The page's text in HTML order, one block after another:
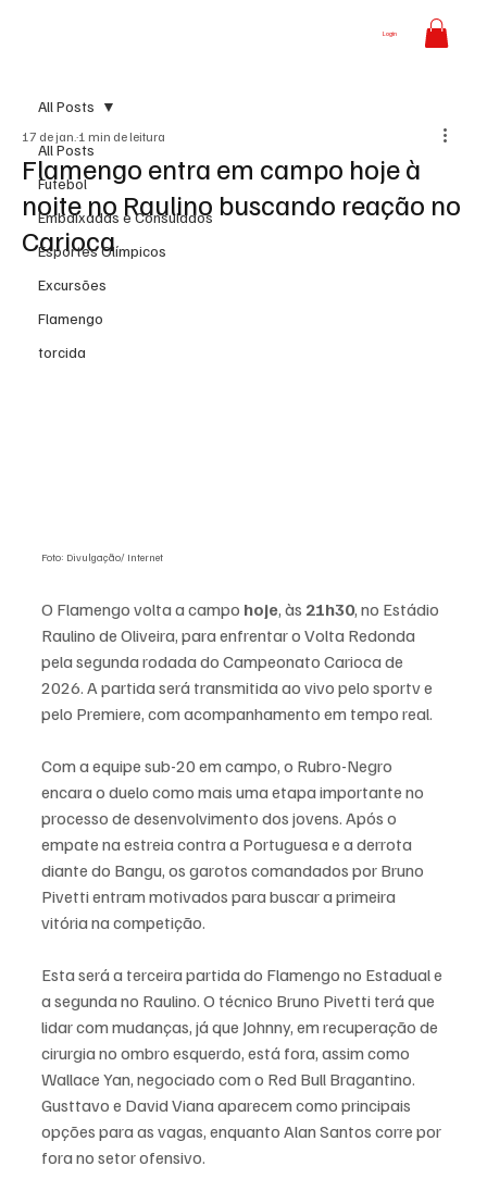
Login
All Posts
Futebol
Embaixadas e Consulados
Esportes Olímpicos
Excursões
Flamengo
torcida
All Posts
Flamengo entra em campo hoje à
noite no Raulino buscando reação no
Carioca
17 de jan. 1 min de leitura
Foto: Divulgação/ Internet
O Flamengo volta a campo hoje, às 21h30, no Estádio
Raulino de Oliveira, para enfrentar o Volta Redonda
pela segunda rodada do Campeonato Carioca de
2026. A partida será transmitida ao vivo pelo sportv e
pelo Premiere, com acompanhamento em tempo real.
Com a equipe sub-20 em campo, o Rubro-Negro
encara o duelo como mais uma etapa importante no
processo de desenvolvimento dos jovens. Após o
empate na estreia contra a Portuguesa e a derrota
diante do Bangu, os garotos comandados por Bruno
Pivetti entram motivados para buscar a primeira
vitória na competição.
Esta será a terceira partida do Flamengo no Estadual e
a segunda no Raulino. O técnico Bruno Pivetti terá que
lidar com mudanças, já que Johnny, em recuperação de
cirurgia no ombro esquerdo, está fora, assim como
Wallace Yan, negociado com o Red Bull Bragantino.
Gusttavo e David Viana aparecem como principais
opções para as vagas, enquanto Alan Santos corre por
fora no setor ofensivo.